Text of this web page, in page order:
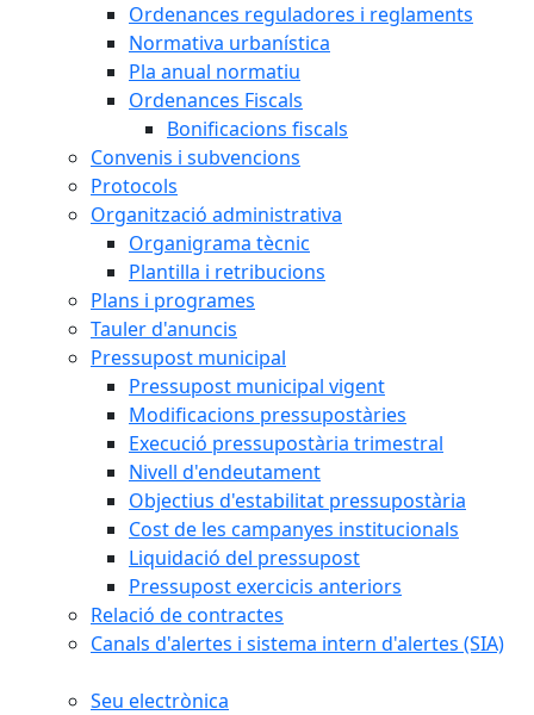
Ordenances reguladores i reglaments
Normativa urbanística
Pla anual normatiu
Ordenances Fiscals
Bonificacions fiscals
Convenis i subvencions
Protocols
Organització administrativa
Organigrama tècnic
Plantilla i retribucions
Plans i programes
Tauler d'anuncis
Pressupost municipal
Pressupost municipal vigent
Modificacions pressupostàries
Execució pressupostària trimestral
Nivell d'endeutament
Objectius d'estabilitat pressupostària
Cost de les campanyes institucionals
Liquidació del pressupost
Pressupost exercicis anteriors
Relació de contractes
Canals d'alertes i sistema intern d'alertes (SIA)
Seu electrònica